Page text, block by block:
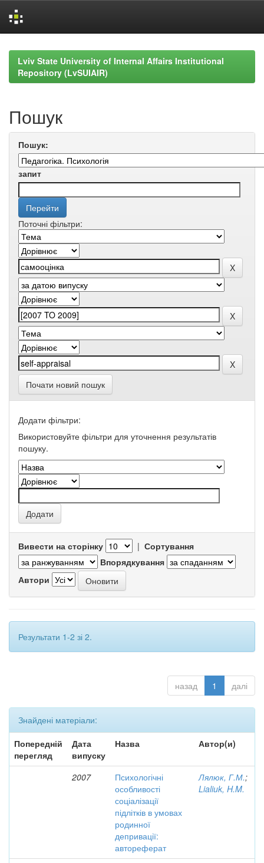
navigationLviv State University of Internal Affairs Institutional
Repository (LvSUIAIR)
Пошук
Пошук:
запит
Поточні фільтри:
Почати новий пошук
Додати фільтри:
Використовуйте фільтри для уточнення результатів
пошуку.
Вивести на сторінку | Сортування
Впорядкування
Автори
Результати 1-2 зі 2.
назад 1 далі
Знайдені матеріали:
Попередній
перегляд
Дата
випуску
Назва Автор(и)
2007
Психологічні
особливості
соціалізації
підлітків в умовах
родинної
депривації:
автореферат
Лялюк, Г.М.;
Lialiuk, H.M.